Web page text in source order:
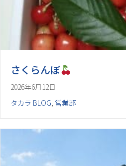
さくらんぼ
2026年6月12日
タカラ BLOG, 営業部